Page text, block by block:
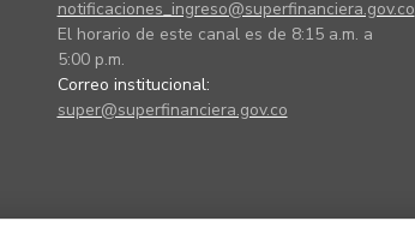
notificaciones_ingreso@superfinanciera.gov.co
El horario de este canal es de 8:15 a.m. a
5:00 p.m.
Correo institucional:
super@superfinanciera.gov.co